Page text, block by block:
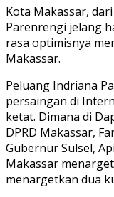
Kota Makassar,
Parenrengi jelang
rasa optimisnya
Makassar.
Peluang Indriana
persaingan di
ketat. Dimana di
DPRD Makassar,
Gubernur Sulsel,
Makassar
menargetkan dua